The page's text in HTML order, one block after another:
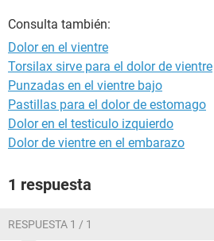
Consulta también:
Dolor en el vientre
Torsilax sirve para el dolor de vientre
Punzadas en el vientre bajo
Pastillas para el dolor de estomago
Dolor en el testiculo izquierdo
Dolor de vientre en el embarazo
1 respuesta
RESPUESTA 1 / 1